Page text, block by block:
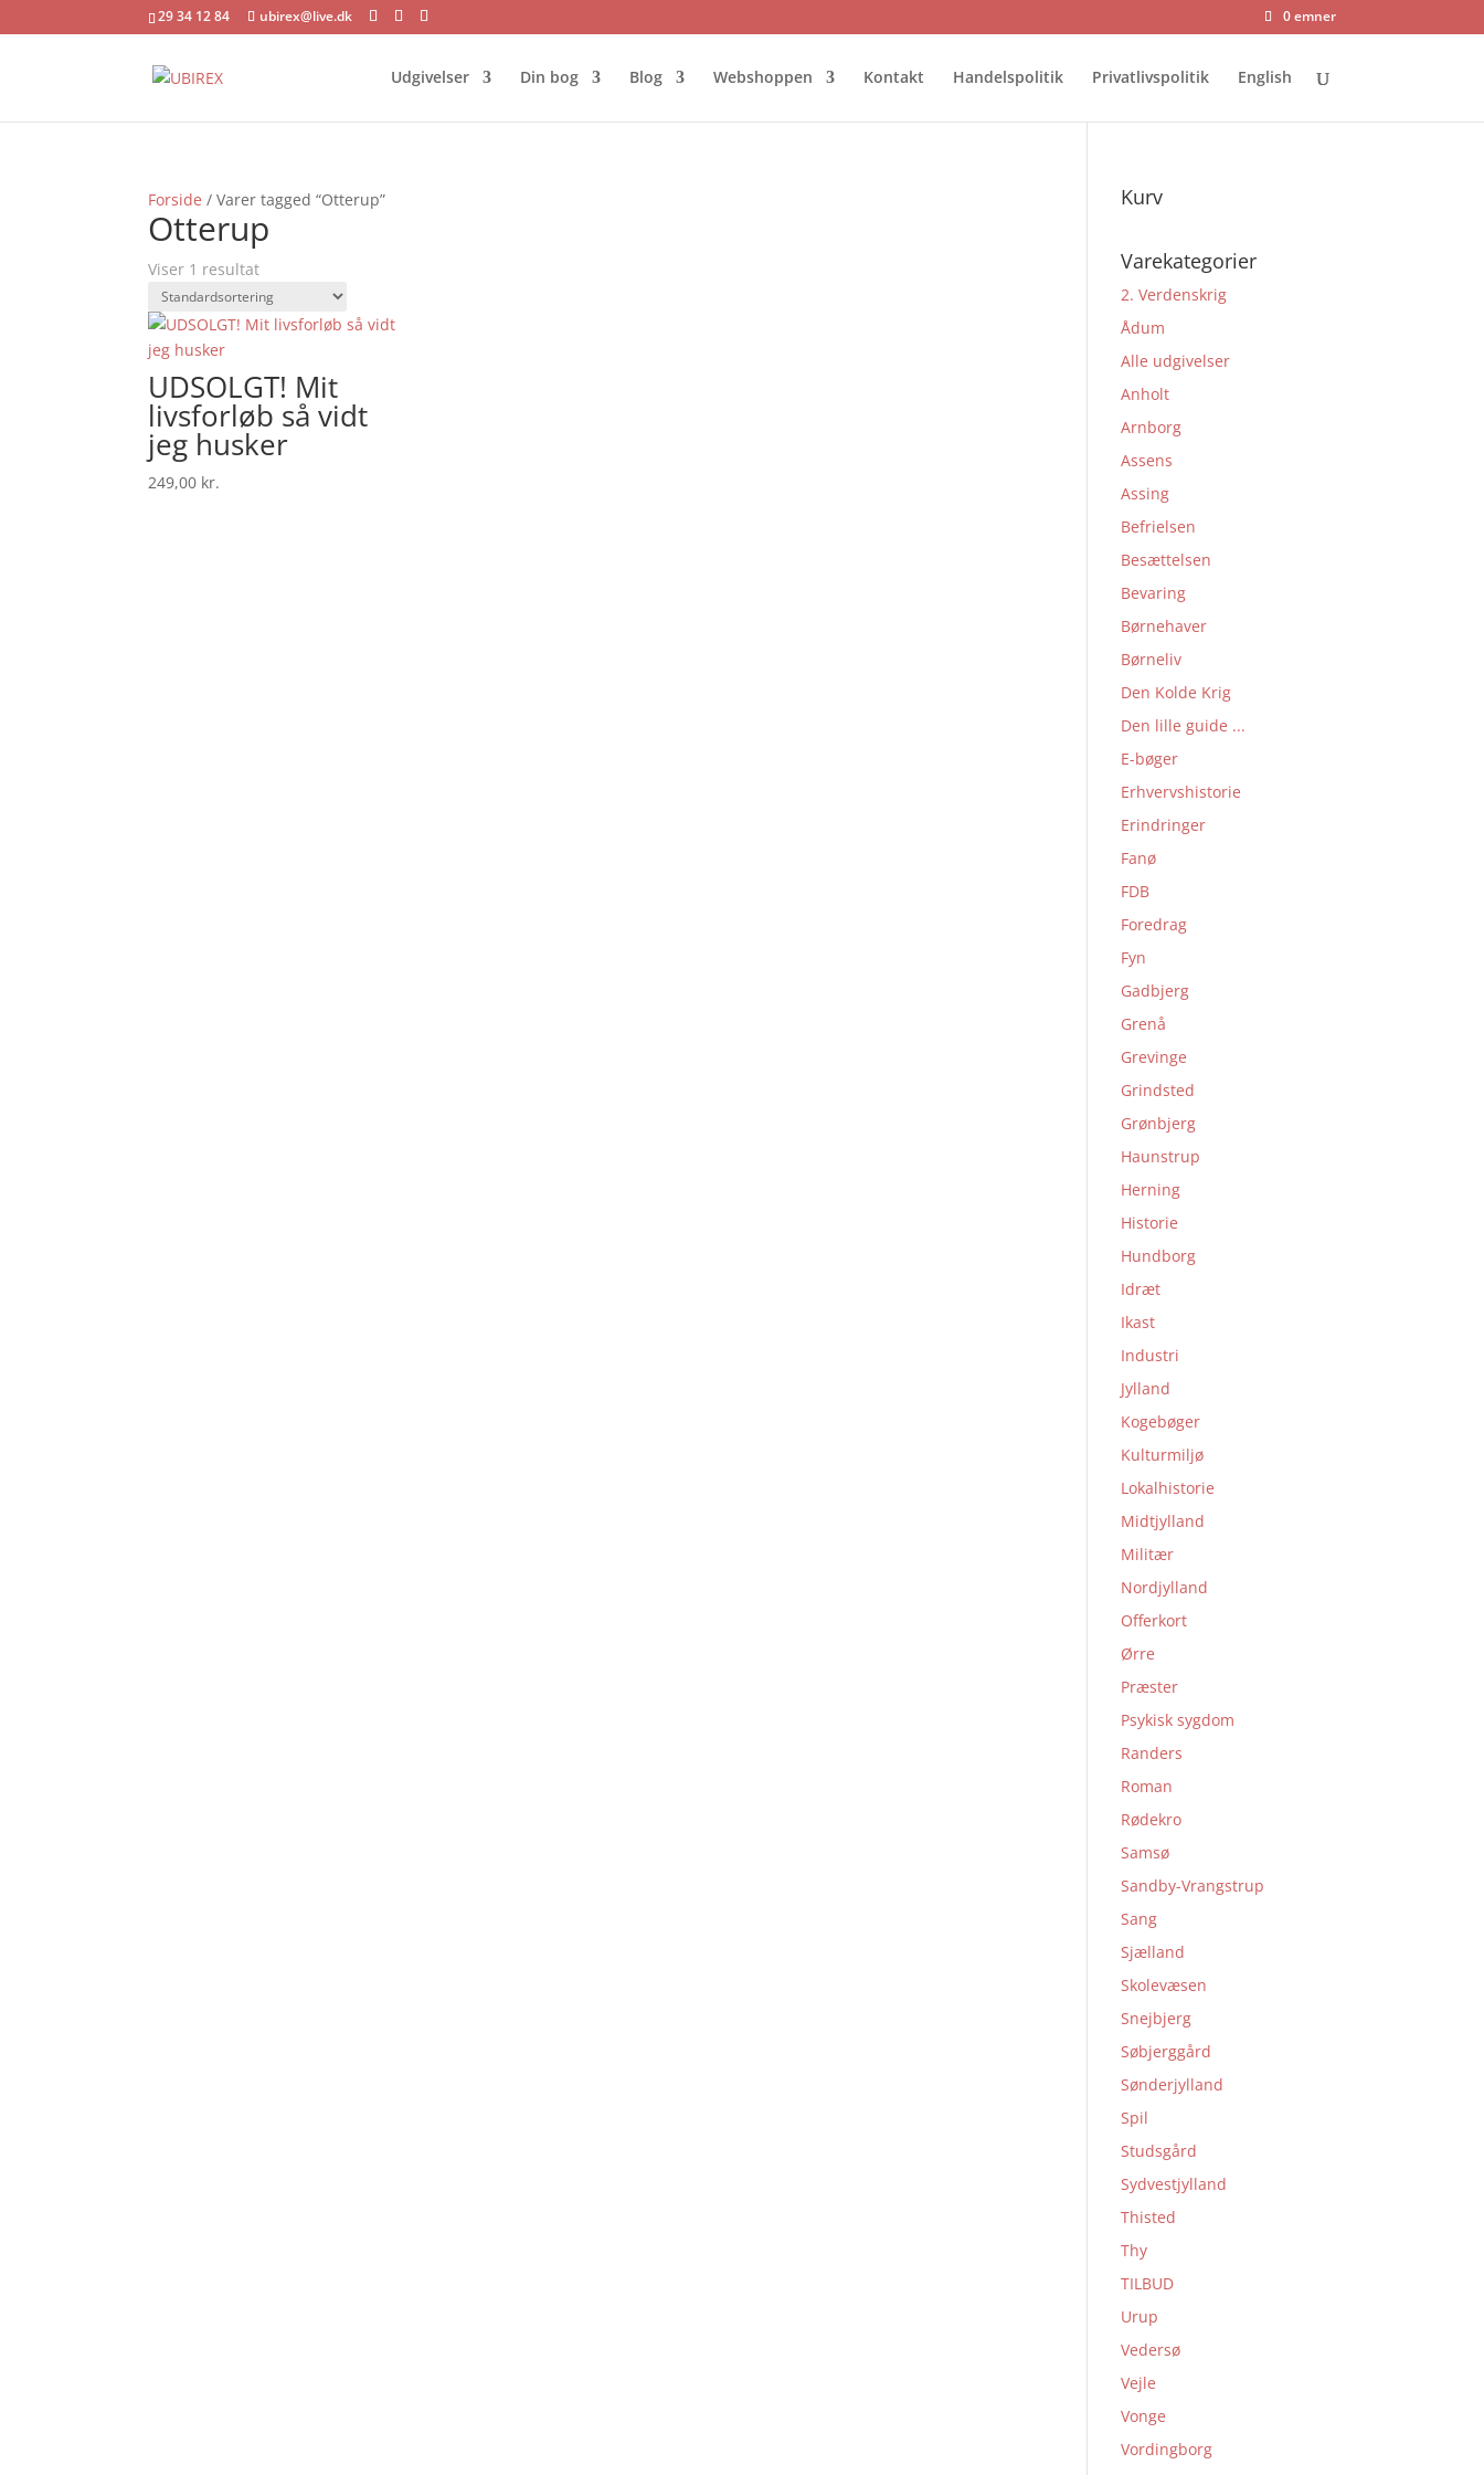
29 34 12 84 ubirex@live.dk 0 emner
Udgivelser Din bog Blog Webshoppen Kontakt Handelspolitik Privatlivspolitik English
Forside / Varer tagged “Otterup”
Otterup
Viser 1 resultat
UDSOLGT! Mit
livsforløb så vidt
jeg husker
249,00 kr.
Kurv
Varekategorier
2. Verdenskrig
Ådum
Alle udgivelser
Anholt
Arnborg
Assens
Assing
Befrielsen
Besættelsen
Bevaring
Børnehaver
Børneliv
Den Kolde Krig
Den lille guide ...
E-bøger
Erhvervshistorie
Erindringer
Fanø
FDB
Foredrag
Fyn
Gadbjerg
Grenå
Grevinge
Grindsted
Grønbjerg
Haunstrup
Herning
Historie
Hundborg
Idræt
Ikast
Industri
Jylland
Kogebøger
Kulturmiljø
Lokalhistorie
Midtjylland
Militær
Nordjylland
Offerkort
Ørre
Præster
Psykisk sygdom
Randers
Roman
Rødekro
Samsø
Sandby-Vrangstrup
Sang
Sjælland
Skolevæsen
Snejbjerg
Søbjerggård
Sønderjylland
Spil
Studsgård
Sydvestjylland
Thisted
Thy
TILBUD
Urup
Vedersø
Vejle
Vonge
Vordingborg